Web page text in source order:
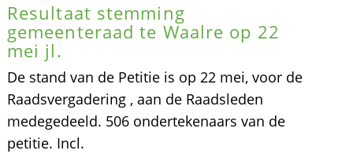
Resultaat stemming
gemeenteraad te Waalre op 22
mei jl.
De stand van de Petitie is op 22 mei, voor de
Raadsvergadering , aan de Raadsleden
medegedeeld. 506 ondertekenaars van de
petitie. Incl.